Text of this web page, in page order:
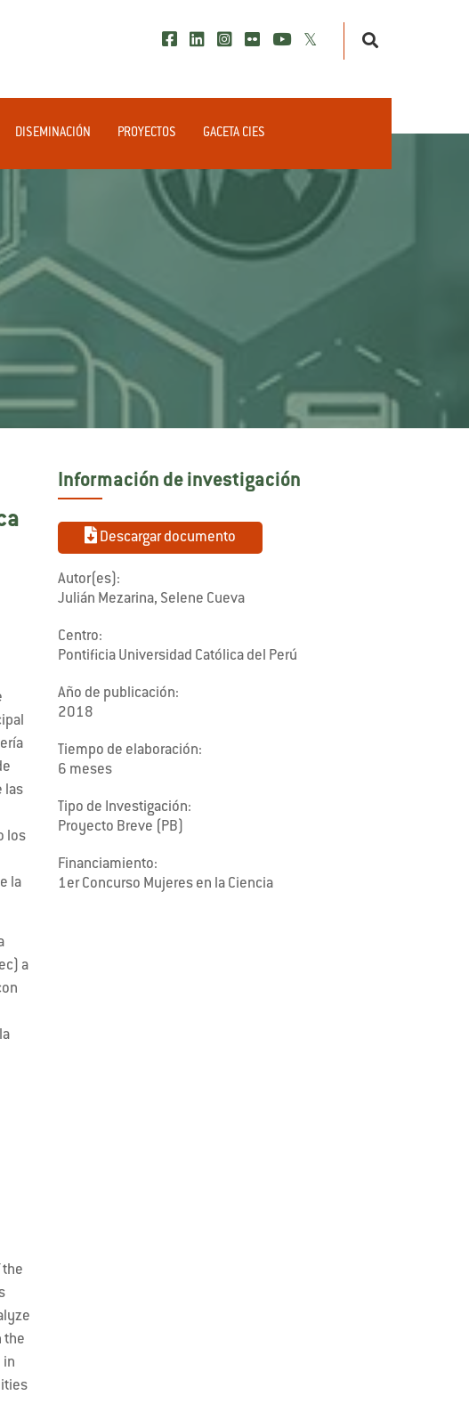
DISEMINACIÓN PROYECTOS GACETA CIES
las
los
la
a
the
the
in
Información de investigación
Descargar documento
Autor(es):
Julián Mezarina, Selene Cueva
Centro:
Pontificia Universidad Católica del Perú
Año de publicación:
2018
Tiempo de elaboración:
6 meses
Tipo de Investigación:
Proyecto Breve (PB)
Financiamiento:
1er Concurso Mujeres en la Ciencia